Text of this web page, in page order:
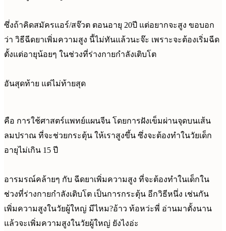
ซึ่งถ้าคิดสมัครแอร์/สจ๊วต ตอนอายุ 20ปี แต่อยากจะสูง ขอบอก
ว่า วิธีฉีดยาเพิ่มความสูง นี้ไม่ทันแล้วนะจ๊ะ เพราะจะต้องเริ่มฉีด
ตั้งแต่อายุน้อยๆ ในช่วงที่ร่างกายกำลังเติบโต
อันสุดท้าย แต่ไม่ท้ายสุด
คือ การใช้ศาสตร์แพทย์แผนจีน โดยการฝังเข็มผ่านจุดบนเส้น
ลมปราณ ที่จะช่วยกระตุ้น ให้เราสูงขึ้น ซึ่งจะต้องทำในวัยเด็ก
อายุไม่เกิน 15 ปี
อารมรณ์คล้ายๆ กับ ฉีดยาเพิ่มความสูง ที่จะต้องทำในเด็กใน
ช่วงที่ร่างกายกำลังเติบโต เป็นการกระตุ้น อีกวิธีหนึ่ง เช่นกัน
เพิ่มความสูงในวัยผู้ใหญ่ มีไหม?อ้าว ท้อหว่ะพี่ อ่านมาตั้งนาน
แล้วจะเพิ่มความสูงในวัยผู้ใหญ่ ยังไงอ่ะ